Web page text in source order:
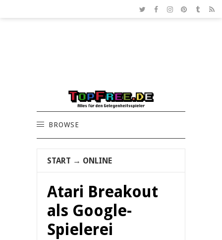
BROWSE
START → ONLINE
Atari Breakout
als Google-
Spielerei